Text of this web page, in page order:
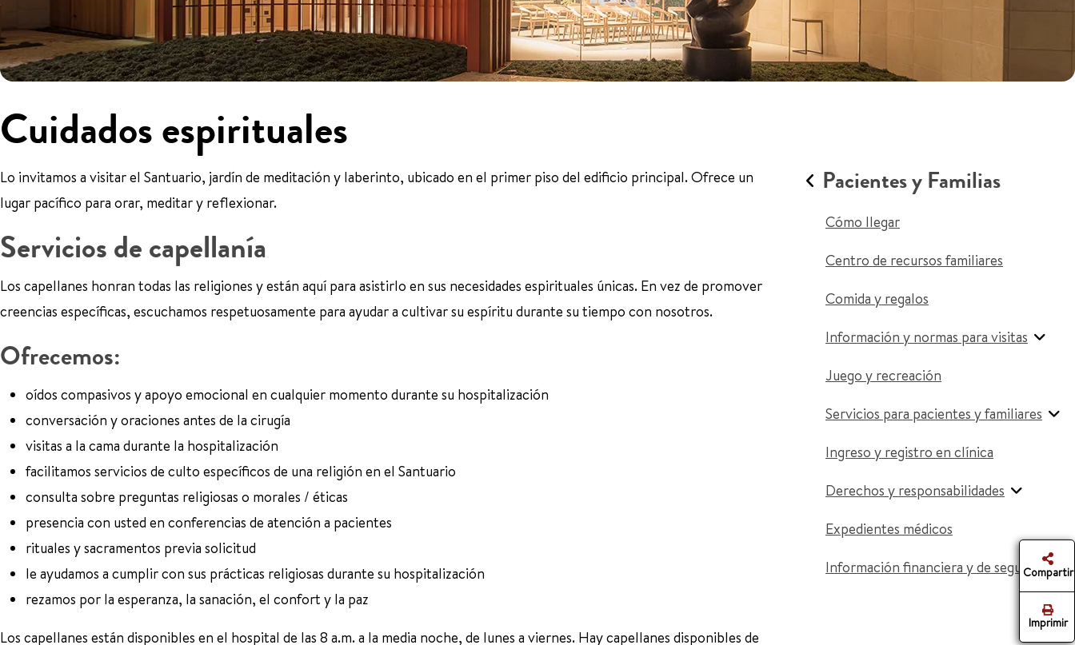
Cuidados espirituales
Lo invitamos a visitar el Santuario, jardín de meditación y laberinto, ubicado en el primer piso del edificio principal. Ofrece un
lugar pacífico para orar, meditar y reflexionar.
Servicios de capellanía
Los capellanes honran todas las religiones y están aquí para asistirlo en sus necesidades espirituales únicas. En vez de promover
creencias específicas, escuchamos respetuosamente para ayudar a cultivar su espíritu durante su tiempo con nosotros.
Ofrecemos:
oídos compasivos y apoyo emocional en cualquier momento durante su hospitalización
conversación y oraciones antes de la cirugía
visitas a la cama durante la hospitalización
facilitamos servicios de culto específicos de una religión en el Santuario
consulta sobre preguntas religiosas o morales / éticas
presencia con usted en conferencias de atención a pacientes
rituales y sacramentos previa solicitud
le ayudamos a cumplir con sus prácticas religiosas durante su hospitalización
rezamos por la esperanza, la sanación, el confort y la paz
Los capellanes están disponibles en el hospital de las 8 a.m. a la media noche, de lunes a viernes. Hay capellanes disponibles de
Pacientes y Familias
Cómo llegar
Centro de recursos familiares
Comida y regalos
Información y normas para visitas
Juego y recreación
Servicios para pacientes y familiares
Ingreso y registro en clínica
Derechos y responsabilidades
Expedientes médicos
Información financiera y de segurosCompartir
Imprimir